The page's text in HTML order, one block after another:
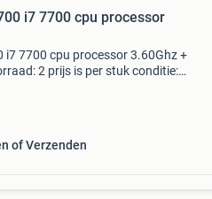
i7 7700 cpu processor
i7 7700 cpu processor 3.60Ghz +
2 prijs is per stuk conditie:
of Verzenden